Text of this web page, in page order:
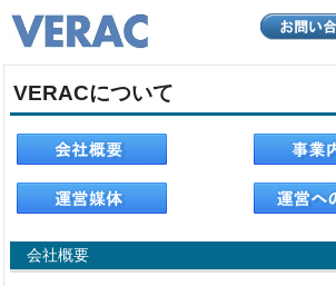
VERACについて
会社概要